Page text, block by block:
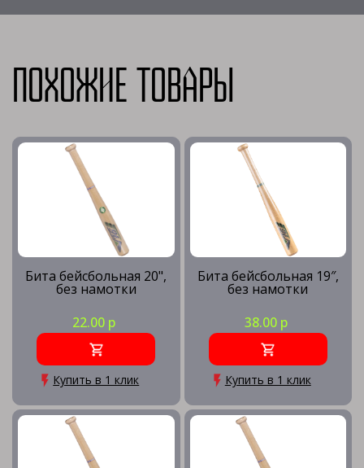
Похожие товары
Бита бейсбольная 20",
без намотки
22.00 р
Купить в 1 клик
Бита бейсбольная 19″,
без намотки
38.00 р
Купить в 1 клик